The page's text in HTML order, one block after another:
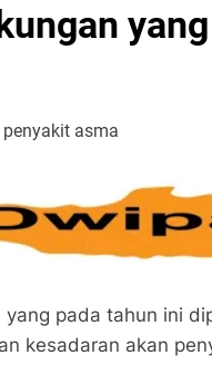
asma
pada tahun ini
kesadaran akan